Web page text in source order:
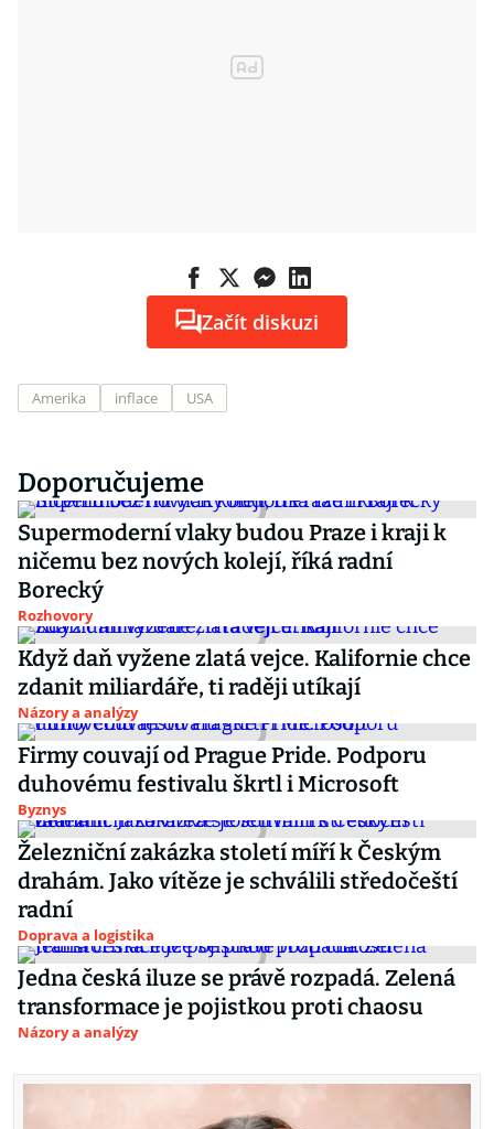
Začít diskuzi
Amerika inflace USA
Doporučujeme
Supermoderní vlaky budou Praze i kraji k
ničemu bez nových kolejí, říká radní
Borecký
Rozhovory
Když daň vyžene zlatá vejce. Kalifornie chce
zdanit miliardáře, ti raději utíkají
Názory a analýzy
Firmy couvají od Prague Pride. Podporu
duhovému festivalu škrtl i Microsoft
Byznys
Železniční zakázka století míří k Českým
drahám. Jako vítěze je schválili středočeští
radní
Doprava a logistika
Jedna česká iluze se právě rozpadá. Zelená
transformace je pojistkou proti chaosu
Názory a analýzy